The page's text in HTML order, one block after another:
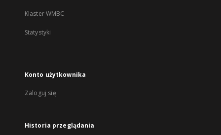
Klaster WMBC
Statystyki
Konto użytkownika
Zaloguj się
Historia przeglądania